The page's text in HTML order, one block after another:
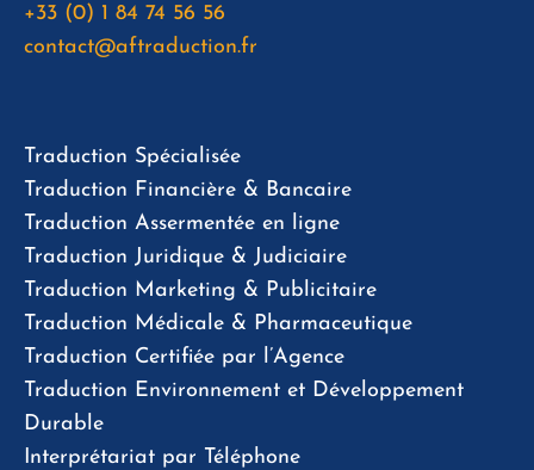
+33 (0) 1 84 74 56 56
contact@aftraduction.fr
Traduction Spécialisée
Traduction Financière & Bancaire
Traduction Assermentée en ligne
Traduction Juridique & Judiciaire
Traduction Marketing & Publicitaire
Traduction Médicale & Pharmaceutique
Traduction Certifiée par l’Agence
Traduction Environnement et Développement
Durable
Interprétariat par Téléphone